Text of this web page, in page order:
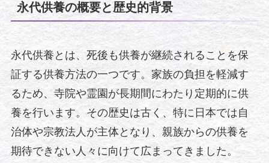
永代供養の概要と歴史的背景
永代供養とは、死後も供養が継続されることを保
証する供養方法の一つです。家族の負担を軽減す
るため、寺院や霊園が長期間にわたり定期的に供
養を行います。その歴史は古く、特に日本では自
治体や宗教法人が主体となり、親族からの供養を
期待できない人々に向けて広まってきました。